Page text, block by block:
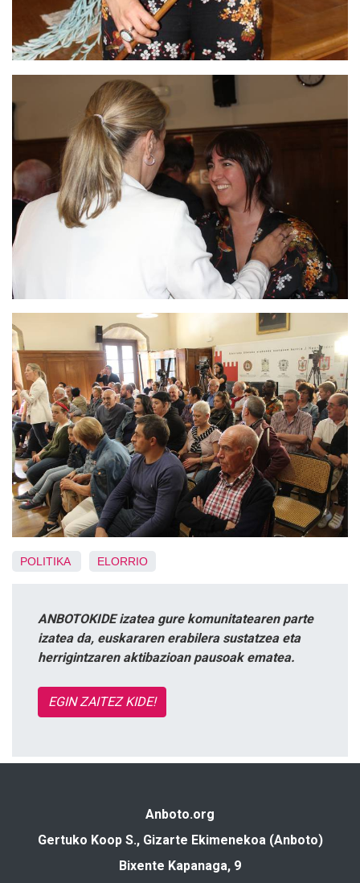
POLITIKA ELORRIO
ANBOTOKIDE izatea gure komunitatearen parte
izatea da, euskararen erabilera sustatzea eta
herrigintzaren aktibazioan pausoak ematea.
EGIN ZAITEZ KIDE!
Anboto.org
Gertuko Koop S., Gizarte Ekimenekoa (Anboto)
Bixente Kapanaga, 9